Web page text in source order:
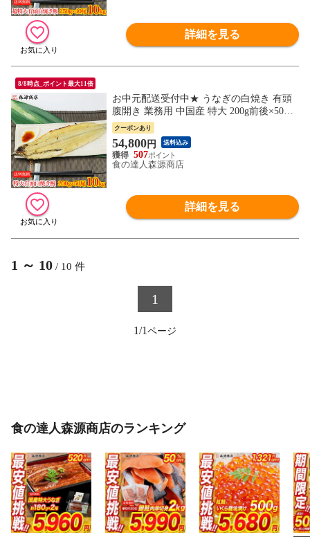
詳細を見る
8/8時点_ポイント最大11倍
お中元配送受付中★ うなぎの白焼き 有頭
腹開き 業務用 中国産 特大 200g前後×50本
送料無料 お取り寄せグルメ 食品 海鮮 土用
丑
クーポンあり
54,800円 送料込み
507
食の達人森源商店
詳細を見る
1 ～ 10 / 10 件
1
1/1
食の達人森源商店のランキング